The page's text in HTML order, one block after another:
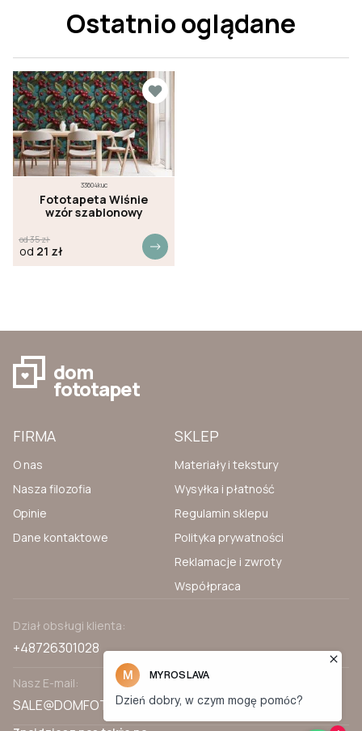
Ostatnio oglądane
33604kuc
Fototapeta Wiśnie
wzór szablonowy
od35zł
od 21 zł
dom
fototapet
FIRMA
O nas
Nasza filozofia
Opinie
Dane kontaktowe
SKLEP
Materiały i tekstury
Wysyłka i płatność
Regulamin sklepu
Polityka prywatności
Reklamacje i zwroty
Współpraca
Dział obsługi klienta:
+48726301028
Nasz E-mail:
SALE@DOMFOTOTAPET.PL